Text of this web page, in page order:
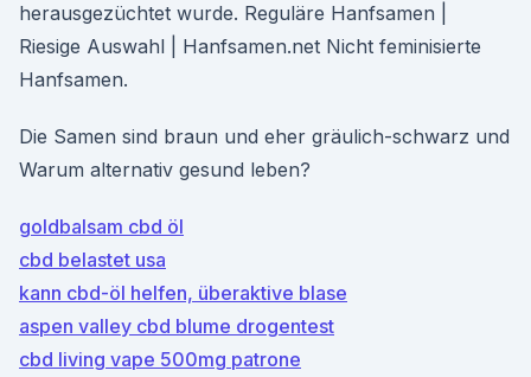
herausgezüchtet wurde. Reguläre Hanfsamen |
Riesige Auswahl | Hanfsamen.net Nicht feminisierte
Hanfsamen.
Die Samen sind braun und eher gräulich-schwarz und
Warum alternativ gesund leben?
goldbalsam cbd öl
cbd belastet usa
kann cbd-öl helfen, überaktive blase
aspen valley cbd blume drogentest
cbd living vape 500mg patrone